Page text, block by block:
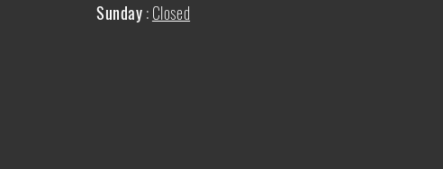
Sunday:Closed